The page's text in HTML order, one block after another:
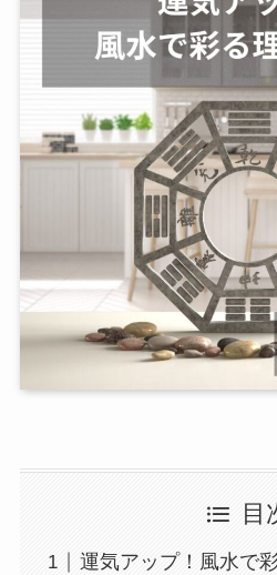
目
運気アップ！風水で